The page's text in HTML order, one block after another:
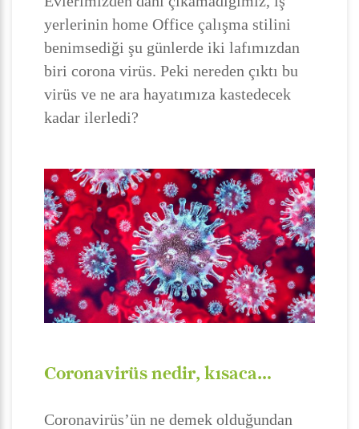
yerlerinin home Office çalışma stilini
benimsediği şu günlerde iki lafımızdan
biri corona virüs. Peki nereden çıktı bu
virüs ve ne ara hayatımıza kastedecek
kadar ilerledi?
Coronavirüs nedir, kısaca…
Coronavirüs’ün ne demek olduğundan